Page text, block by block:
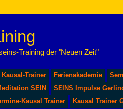
Training der "Neuen Zeit"
Trainer Ferienakademie
SEIN
SEINS Impulse
Kausal Trainer
Kausal Trainer